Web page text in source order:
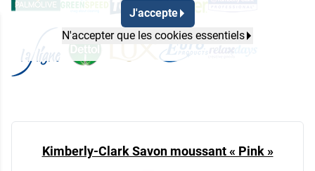
J'accepte
N'accepter que les cookies essentiels
Kimberly-Clark Savon moussant « Pink »